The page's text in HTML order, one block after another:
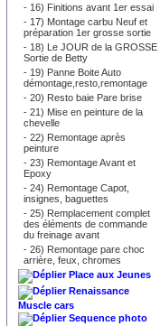
- 16) Finitions avant 1er essai
- 17) Montage carbu Neuf et
préparation 1er grosse sortie
- 18) Le JOUR de la GROSSE
Sortie de Betty
- 19) Panne Boite Auto
démontage,resto,remontage
- 20) Resto baie Pare brise
- 21) Mise en peinture de la
chevelle
- 22) Remontage après
peinture
- 23) Remontage Avant et
Epoxy
- 24) Remontage Capot,
insignes, baguettes
- 25) Remplacement complet
des éléments de commande
du freinage avant
- 26) Remontage pare choc
arrière, feux, chromes
Place aux Jeunes
Renaissance
Muscle cars
Sequence photo